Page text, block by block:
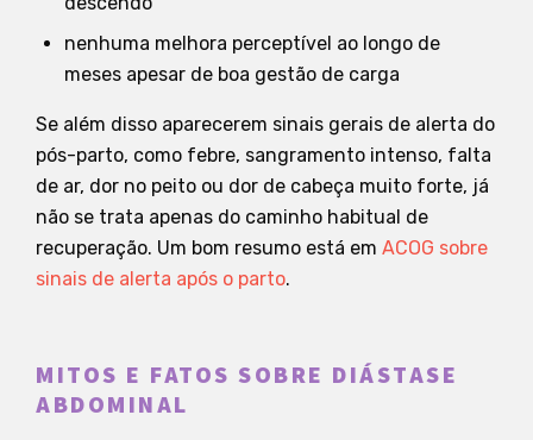
nenhuma melhora perceptível ao longo de
meses apesar de boa gestão de carga
Se além disso aparecerem sinais gerais de alerta do
pós-parto, como febre, sangramento intenso, falta
de ar, dor no peito ou dor de cabeça muito forte, já
não se trata apenas do caminho habitual de
recuperação. Um bom resumo está em ACOG sobre
sinais de alerta após o parto.
MITOS E FATOS SOBRE DIÁSTASE
ABDOMINAL